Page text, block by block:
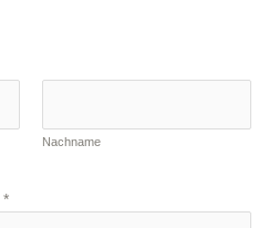
Nachname
*